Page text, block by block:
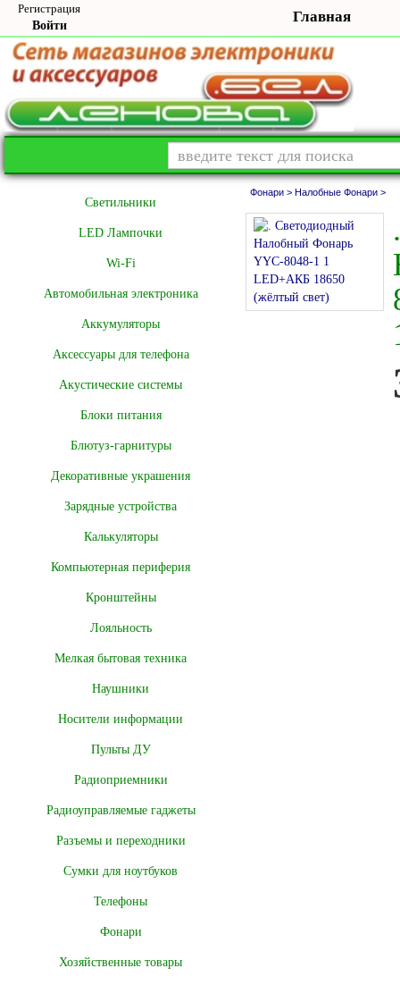
Регистрация
Войти
Главная
Cветильники
LED Лампочки
Wi-Fi
Автомобильная электроника
Аккумуляторы
Аксессуары для телефона
Акустические системы
Блоки питания
Блютуз-гарнитуры
Декоративные украшения
Зарядные устройства
Калькуляторы
Компьютерная периферия
Кронштейны
Лояльность
Мелкая бытовая техника
Наушники
Носители информации
Пульты ДУ
Радиоприемники
Радиоуправляемые гаджеты
Разъемы и переходники
Сумки для ноутбуков
Телефоны
Фонари
Хозяйственные товары
Фонари > Налобные Фонари >